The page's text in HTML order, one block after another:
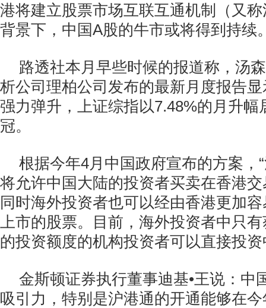
港将建立股票市场互联互通机制（又
背景下，中国A股的牛市或将得到持续
路透社本月早些时候的报道称，汤
析公司理柏公司发布的最新月度报告
强力弹升，上证综指以7.48%的月升幅
冠。
根据今年4月中国政府宣布的方案，
将允许中国大陆的投资者买卖在香港
同时海外投资者也可以经由香港更加
上市的股票。目前，海外投资者中只
的投资额度的机构投资者可以直接投
金斯顿证券执行董事迪基•王说：中
吸引力，特别是沪港通的开通能够在